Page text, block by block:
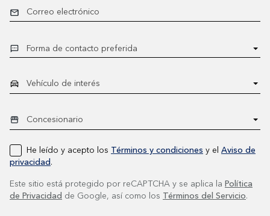
Correo electrónico
He leído y acepto los Términos y condiciones y el Aviso de
privacidad .
Este sitio está protegido por reCAPTCHA y se aplica la Política
de Privacidad de Google, así como los Términos del Servicio.